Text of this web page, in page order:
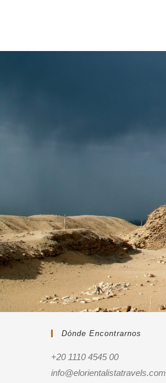
Dónde Encontrarnos
+20 1110 4545 00
info@elorientalistatravels.com